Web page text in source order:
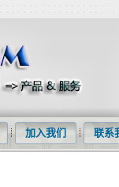
加入我们 联系